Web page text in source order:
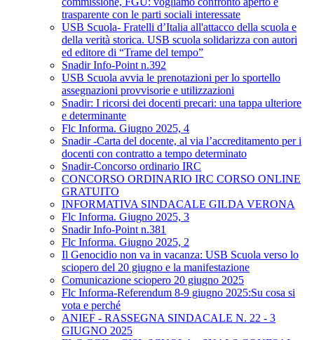
trasparente con le parti sociali interessate
USB Scuola- Fratelli d’Italia all'attacco della scuola e
della verità storica. USB scuola solidarizza con autori
ed editore di “Trame del tempo”
Snadir Info-Point n.392
USB Scuola avvia le prenotazioni per lo sportello
assegnazioni provvisorie e utilizzazioni
Snadir: I ricorsi dei docenti precari: una tappa ulteriore
e determinante
Flc Informa. Giugno 2025, 4
Snadir -Carta del docente, al via l’accreditamento per i
docenti con contratto a tempo determinato
Snadir-Concorso ordinario IRC
CONCORSO ORDINARIO IRC CORSO ONLINE
GRATUITO
INFORMATIVA SINDACALE GILDA VERONA
Flc Informa. Giugno 2025, 3
Snadir Info-Point n.381
Flc Informa. Giugno 2025, 2
Il Genocidio non va in vacanza: USB Scuola verso lo
sciopero del 20 giugno e la manifestazione
Comunicazione sciopero 20 giugno 2025
Flc Informa-Referendum 8-9 giugno 2025:Su cosa si
vota e perché
ANIEF - RASSEGNA SINDACALE N. 22 - 3
GIUGNO 2025